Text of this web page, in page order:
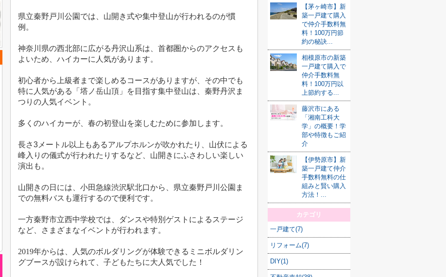
県立秦野戸川公園では、山開き式や集中登山が行われるのが慣
例。
神奈川県の西北部に広がる丹沢山系は、首都圏からのアクセスも
よいため、ハイカーに人気があります。
初心者から上級者まで楽しめるコースがありますが、その中でも
特に人気がある「塔ノ岳山頂」を目指す集中登山は、秦野丹沢ま
つりの人気イベント。
多くのハイカーが、春の初登山を楽しむために参加します。
長さ3 メートル以上もあるアルプホルンが吹かれたり、山伏による
峰入りの儀式が行われたりするなど、山開きにふさわしい楽しい
演出も。
山開きの日には、小田急線渋沢駅北口から、県立秦野戸川公園ま
での無料バスも運行するので便利です。
一方秦野市立西中学校では、ダンスや特別ゲストによるステージ
など、さまざまなイベントが行われます。
2019年からは、人気のボルダリングが体験できるミニボルダリン
グブースが設けられて、子どもたちに大人気でした！
【茅ヶ崎市】新
築一戸建て購入
で仲介手数料無
料！100万円節
約の秘訣...
相模原市の新築
一戸建て購入で
仲介手数料無
料！100万円以
上節約する...
藤沢市にある
「湘南工科大
学」の概要！学
部や特徴もご紹
介
【伊勢原市】新
築一戸建て仲介
手数料無料の仕
組みと賢い購入
方法！...
カテゴリ
一戸建て(7)
リフォーム(7)
DIY(1)